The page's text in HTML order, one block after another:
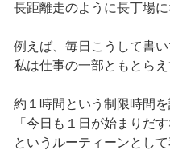
長距離走のように長丁場に
例えば、毎日こうして書
私は仕事の一部ともとらえ
約１時間という制限時間を
「今日も１日が始まりだす
というルーティーンとして